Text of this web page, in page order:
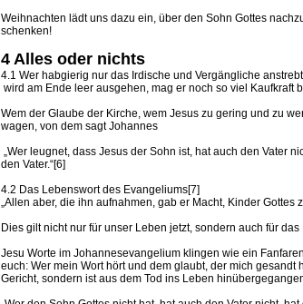
Weihnachten lädt uns dazu ein, über den Sohn Gottes
schenken!
4 Alles oder nichts
4.1 Wer habgierig nur das Irdische und Vergängliche
wird am Ende leer ausgehen, mag er noch so viel Kaufkraft
Wem der Glaube der Kirche, wem Jesus zu gering und zu
wagen, von dem sagt Johannes
„Wer leugnet, dass Jesus der Sohn ist, hat auch den Vater
den Vater.“[6]
4.2 Das Lebenswort des Evangeliums[7]
„Allen aber, die ihn aufnahmen, gab er Macht, Kinder Gottes
Dies gilt nicht nur für unser Leben jetzt, sondern auch für
Jesu Worte im Johannesevangelium klingen wie ein
euch: Wer mein Wort hört und dem glaubt, der mich gesandt
Gericht, sondern ist aus dem Tod ins Leben